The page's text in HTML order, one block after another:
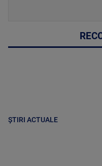
ȘTIRI ACTUALE